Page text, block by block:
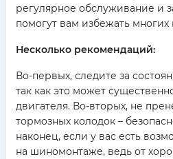
регулярное обслуживание и
помогут вам избежать
Несколько рекомендаций:
Во-первых, следите за
так как это может
двигателя. Во-вторых, не
тормозных колодок –
наконец, если у вас есть
на шиномонтаже, ведь от